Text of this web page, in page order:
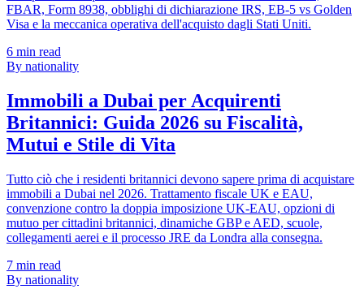
FBAR, Form 8938, obblighi di dichiarazione IRS, EB-5 vs Golden
Visa e la meccanica operativa dell'acquisto dagli Stati Uniti.
6 min read
By nationality
Immobili a Dubai per Acquirenti
Britannici: Guida 2026 su Fiscalità,
Mutui e Stile di Vita
Tutto ciò che i residenti britannici devono sapere prima di acquistare
immobili a Dubai nel 2026. Trattamento fiscale UK e EAU,
convenzione contro la doppia imposizione UK-EAU, opzioni di
mutuo per cittadini britannici, dinamiche GBP e AED, scuole,
collegamenti aerei e il processo JRE da Londra alla consegna.
7 min read
By nationality